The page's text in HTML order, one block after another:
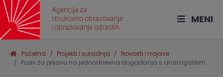
MENI
Početna Projekti i suradnja
Novosti i najave
Poziv za prijavu na jednodnevna događanja s andragoškim…